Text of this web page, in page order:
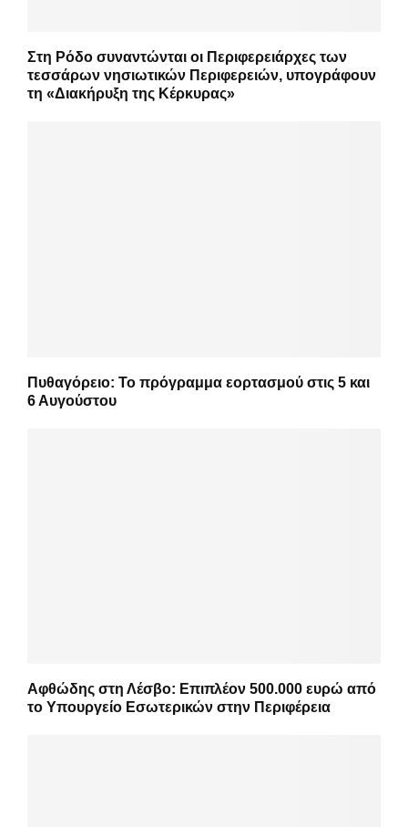
Στη Ρόδο συναντώνται οι Περιφερειάρχες των
τεσσάρων νησιωτικών Περιφερειών, υπογράφουν
τη «Διακήρυξη της Κέρκυρας»
Πυθαγόρειο: Το πρόγραμμα εορτασμού στις 5 και
6 Αυγούστου
Αφθώδης στη Λέσβο: Επιπλέον 500.000 ευρώ από
το Υπουργείο Εσωτερικών στην Περιφέρεια